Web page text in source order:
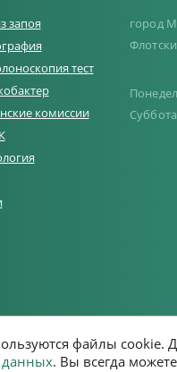
запоя
тест
комиссии
город
файлы
. Вы всегда